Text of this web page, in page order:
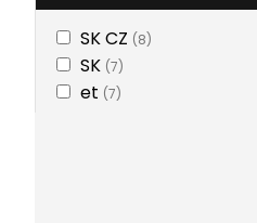
SK CZ (8)
SK (7)
et (7)